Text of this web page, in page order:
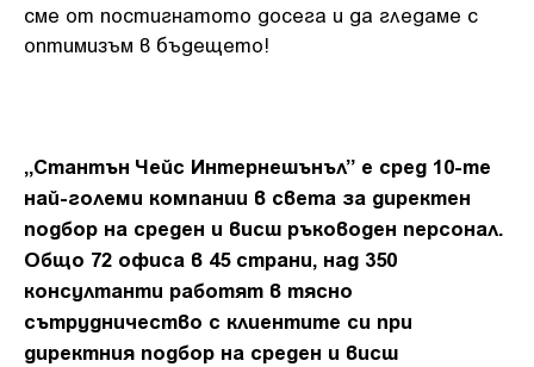
сме от постигнатото досега и да гледаме с
оптимизъм в бъдещето!
„Стантън Чейс Интернешънъл” е сред 10-те
най-големи компании в света за директен
подбор на среден и висш ръководен персонал.
Общо 72 офиса в 45 страни, над 350
консултанти работят в тясно
сътрудничество с клиентите си при
директния подбор на среден и висш